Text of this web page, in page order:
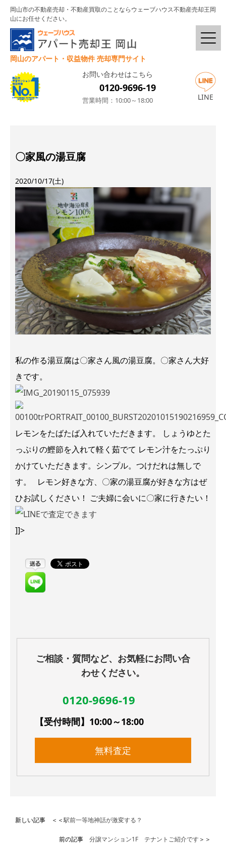
岡山市の不動産売却・不動産買取のことならウェーブハウス不動産売却王岡
山にお任せください。
岡山のアパート・収益物件 売却専門サイト
お問い合わせはこちら
0120-9696-19
営業時間：10:00～18:00 LINE
〇家風の湯豆腐
2020/10/17(土)
私の作る湯豆腐は〇家さん風の湯豆腐。〇家さん大好
きです。
レモンをたばたば入れていただきます。 しょうゆとた
っぷりの鰹節を入れて軽く茹でて レモン汁をたっぷり
かけていただきます。シンプル。つけだれは無しで
す。 レモン好きな方、〇家の湯豆腐が好きな方はぜ
ひお試しください！ ご夫婦に会いに〇家に行きたい！
]]>
ご相談・質問など、お気軽にお問い合
わせください。
0120-9696-19
【受付時間】10:00～18:00
無料査定
新しい記事 ＜＜駅前一等地神話が激変する？
前の記事 分譲マンション1F テナントご紹介です＞＞